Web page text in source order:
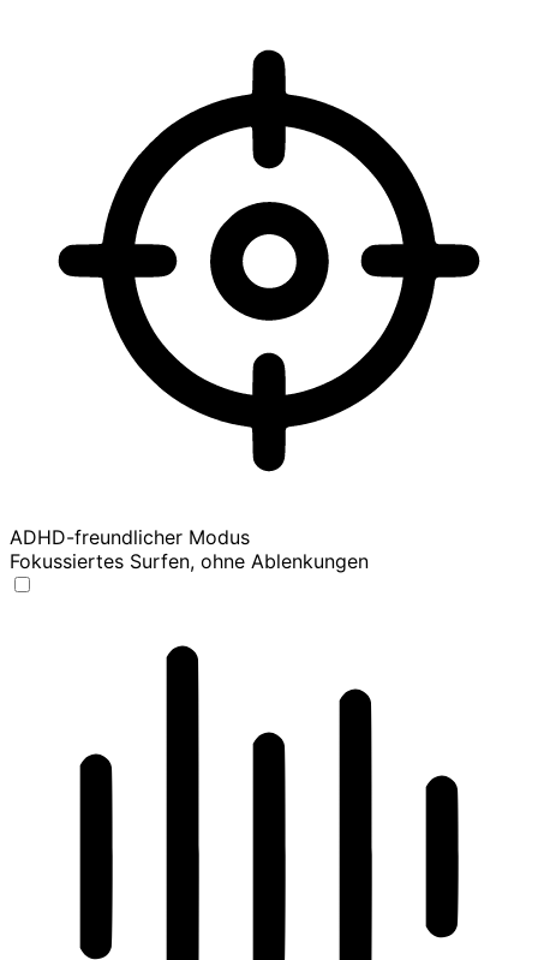
ADHD-freundlicher Modus
Fokussiertes Surfen, ohne Ablenkungen